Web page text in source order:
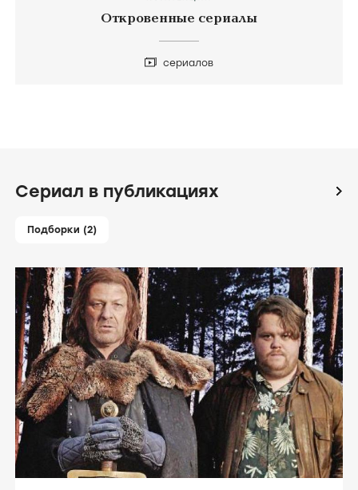
Откровенные сериалы
сериалов
Сериал в публикациях icon
Подборки (2)